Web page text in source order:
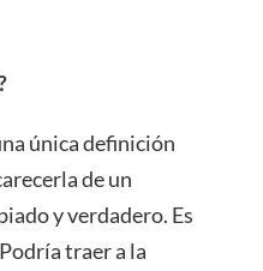
única definición
de un
y verdadero. Es
traer a la